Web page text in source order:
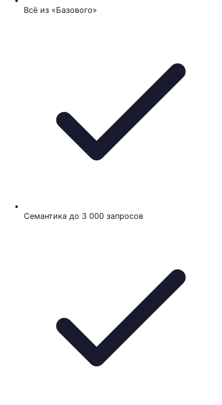
Всё из «Базового»
Семантика до 3 000 запросов